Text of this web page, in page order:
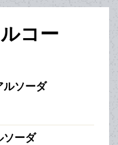
コー
ルソーダ
ソーダ